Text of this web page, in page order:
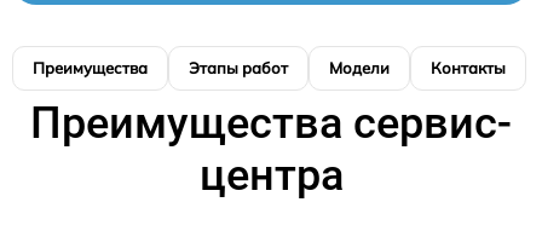
Преимущества Этапы работ Модели Контакты
Преимущества сервис-
центра